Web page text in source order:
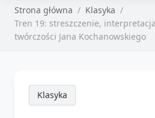
Strona główna
Klasyka
Tren 19: streszczenie,
twórczości Jana Kochanowskiego
Klasyka